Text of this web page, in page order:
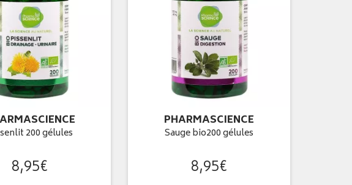
200 gélules
8,95€
PHARMASCIENCE
Sauge bio200 gélules
8,95€